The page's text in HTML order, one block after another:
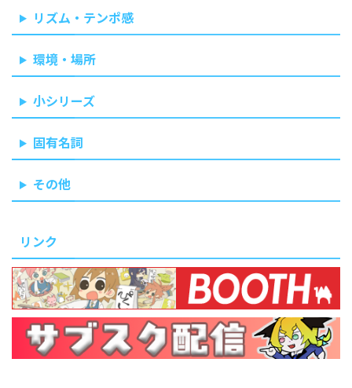
リズム・テンポ感
環境・場所
小シリーズ
固有名詞
その他
リンク